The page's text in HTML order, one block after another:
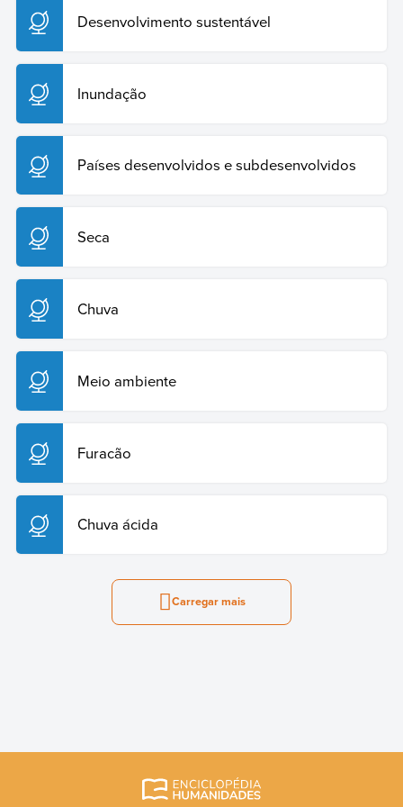
Desenvolvimento sustentável
Inundação
Países desenvolvidos e subdesenvolvidos
Seca
Chuva
Meio ambiente
Furacão
Chuva ácida
Carregar mais